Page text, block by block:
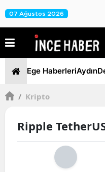
07 Ağustos 2026
Ege HaberleriAydın
/ Kripto
Ripple